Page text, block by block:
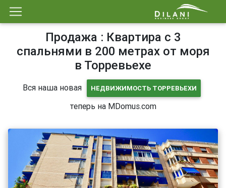
Продажа : Квартира с 3
спальнями в 200 метрах от моря
в Торревьехе
Вся наша новая НЕДВИЖИМОСТЬ ТОРРЕВЬЕХИ
теперь на MDomus.com